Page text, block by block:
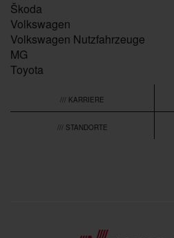
Škoda
Volkswagen
Volkswagen Nutzfahrzeuge
MG
Toyota
/// KARRIERE
/// STANDORTE